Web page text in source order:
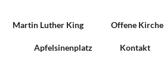
Martin Luther King Offene Kirche
Apfelsinenplatz Kontakt